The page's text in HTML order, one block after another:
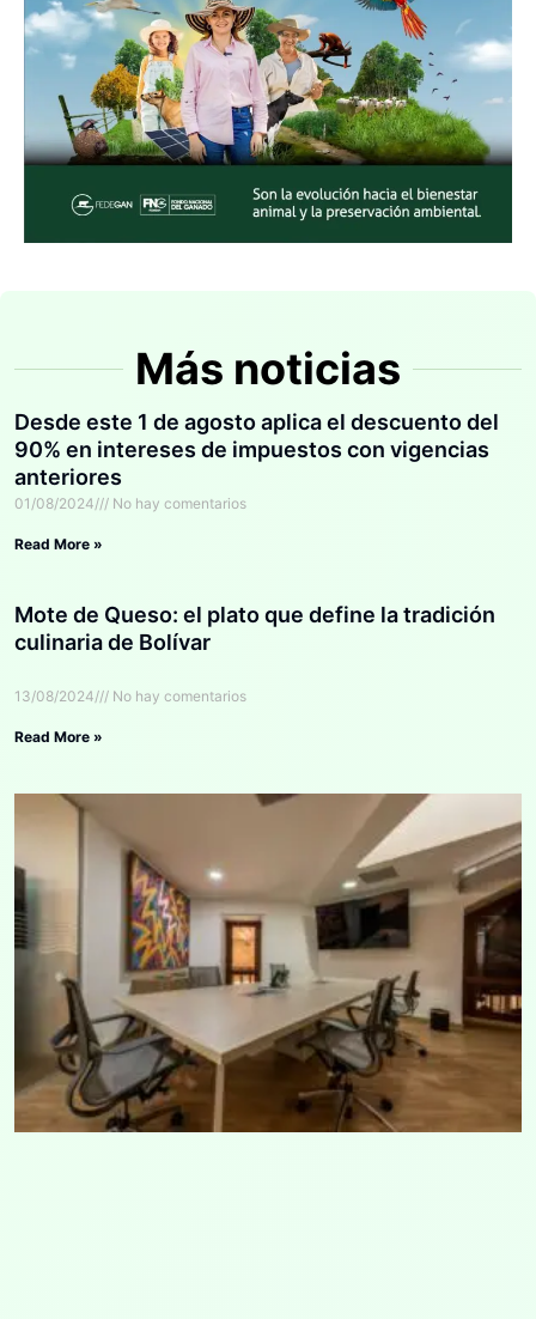
Más noticias
Desde este 1 de agosto aplica el descuento del
90% en intereses de impuestos con vigencias
anteriores
01/08/2024 No hay comentarios
Read More »
Mote de Queso: el plato que define la tradición
culinaria de Bolívar
13/08/2024 No hay comentarios
Read More »